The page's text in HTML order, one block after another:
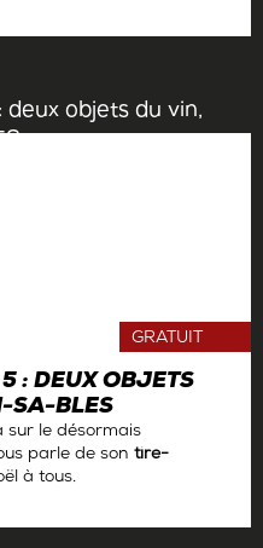
: DEUX OBJETS
SA-BLES
GRATUIT
le désormais
parle de son tire-
à tous.